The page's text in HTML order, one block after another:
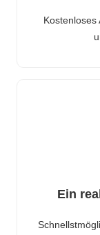
Kostenloses
Ein